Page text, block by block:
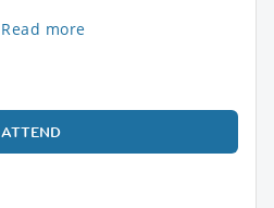
Read more
ATTEND